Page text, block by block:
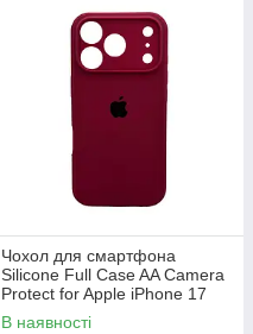
Чохол для смартфона
Silicone Full Case AA Camera
Protect for Apple iPhone 17
Pro Max 47,Plum
В наявності